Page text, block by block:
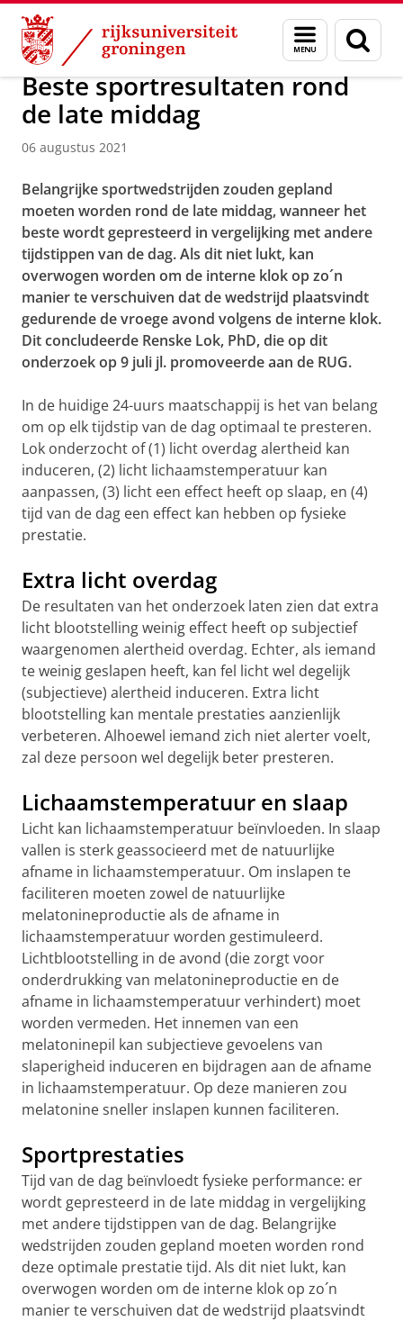
Skip
Content
Skip
Navigation
Menu
en
zoeken
Over ons Actueel Nieuws Nieuwsberichten
Beste sportresultaten rond
de late middag
06 augustus 2021
Belangrijke sportwedstrijden zouden gepland
moeten worden rond de late middag, wanneer het
beste wordt gepresteerd in vergelijking met andere
tijdstippen van de dag. Als dit niet lukt, kan
overwogen worden om de interne klok op zo´n
manier te verschuiven dat de wedstrijd plaatsvindt
gedurende de vroege avond volgens de interne klok.
Dit concludeerde Renske Lok, PhD, die op dit
onderzoek op 9 juli jl. promoveerde aan de RUG.
In de huidige 24-uurs maatschappij is het van belang
om op elk tijdstip van de dag optimaal te presteren.
Lok onderzocht of (1) licht overdag alertheid kan
induceren, (2) licht lichaamstemperatuur kan
aanpassen, (3) licht een effect heeft op slaap, en (4)
tijd van de dag een effect kan hebben op fysieke
prestatie.
Extra licht overdag
De resultaten van het onderzoek laten zien dat extra
licht blootstelling weinig effect heeft op subjectief
waargenomen alertheid overdag. Echter, als iemand
te weinig geslapen heeft, kan fel licht wel degelijk
(subjectieve) alertheid induceren. Extra licht
blootstelling kan mentale prestaties aanzienlijk
verbeteren. Alhoewel iemand zich niet alerter voelt,
zal deze persoon wel degelijk beter presteren.
Lichaamstemperatuur en slaap
Licht kan lichaamstemperatuur beïnvloeden. In slaap
vallen is sterk geassocieerd met de natuurlijke
afname in lichaamstemperatuur. Om inslapen te
faciliteren moeten zowel de natuurlijke
melatonineproductie als de afname in
lichaamstemperatuur worden gestimuleerd.
Lichtblootstelling in de avond (die zorgt voor
onderdrukking van melatonineproductie en de
afname in lichaamstemperatuur verhindert) moet
worden vermeden. Het innemen van een
melatoninepil kan subjectieve gevoelens van
slaperigheid induceren en bijdragen aan de afname
in lichaamstemperatuur. Op deze manieren zou
melatonine sneller inslapen kunnen faciliteren.
Sportprestaties
Tijd van de dag beïnvloedt fysieke performance: er
wordt gepresteerd in de late middag in vergelijking
met andere tijdstippen van de dag. Belangrijke
wedstrijden zouden gepland moeten worden rond
deze optimale prestatie tijd. Als dit niet lukt, kan
overwogen worden om de interne klok op zo´n
manier te verschuiven dat de wedstrijd plaatsvindt